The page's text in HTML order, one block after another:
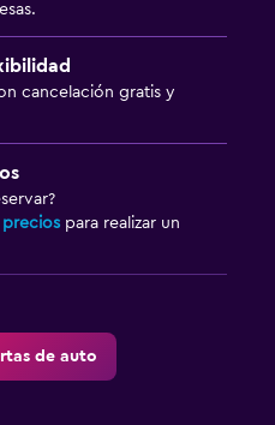
cancelación gratis y
precios para realizar un
de auto